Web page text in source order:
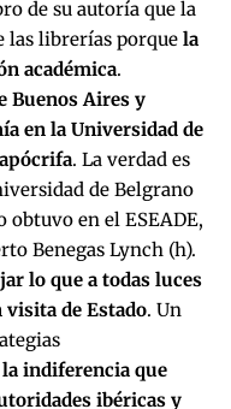
de su autoría que la
las librerías porque la
académica.
Buenos Aires y
en la Universidad de
. La verdad es
de Belgrano
obtuvo en el ESEADE,
Benegas Lynch (h).
lo que a todas luces
visita de Estado. Un
indiferencia que
ibéricas y